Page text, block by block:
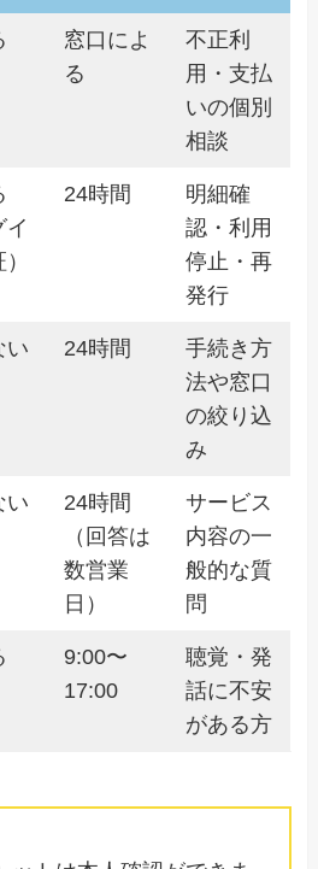
窓口によ
る
不正利
用・支払
いの個別
相談
イ
24時間
明細確
認・利用
停止・再
発行
い 24時間
手続き方
法や窓口
の絞り込
み
い
24時間
（回答は
数営業
日）
サービス
内容の一
般的な質
問
9:00〜
17:00
聴覚・発
話に不安
がある方